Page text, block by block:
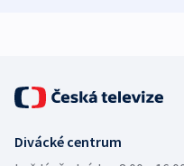
Divácké centrum